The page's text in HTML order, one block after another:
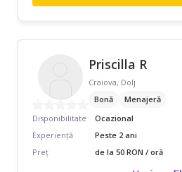
Priscilla R
Craiova, Dolj
Bonă
Menajeră
Disponibilitate
Ocazional
Experiență
Peste 2 ani
Preț
de la 50 RON / oră